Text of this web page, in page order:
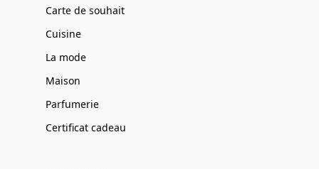
Carte de souhait
Cuisine
La mode
Maison
Parfumerie
Certificat cadeau